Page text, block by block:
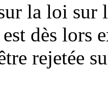
la loi sur
dès lors
rejetée